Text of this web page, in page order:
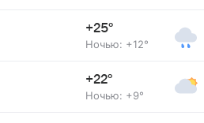
+25°
Ночью: +12°
+22°
Ночью: +9°